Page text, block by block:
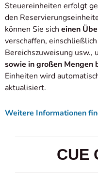
Steuereinheiten erfolgt
den
können Sie sich einen
verschaffen,
Bereichszuweisung usw.,
sowie in großen Mengen
Einheiten wird
aktualisiert.
Weitere Informationen
CUE